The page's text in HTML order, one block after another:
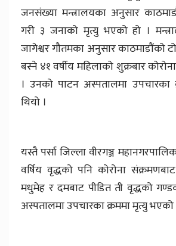
जनसंख्या मन्त्रालयका अनुसार
गरी ३ जनाको मृत्यु भएको हो ।
जागेश्वर गौतमका अनुसार काठमाडौंको
बस्ने ४१ वर्षीय महिलाको शुक्रबार
। उनको पाटन अस्पतालमा उपचारका
थियो ।
यस्तै पर्सा जिल्ला वीरगञ्ज
वर्षिय वृद्धको पनि कोरोना
मधुमेह र दमबाट पीडित ती वृद्धको
अस्पतालमा उपचारका क्रममा मृत्यु भएको